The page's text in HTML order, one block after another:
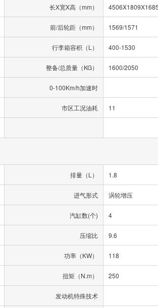
长X宽X高（mm）
前/后轮距（mm） 1569/1571
行李箱容积（L） 400-1530
整备/总质量（KG） 1600/2050
0-100Km/h加速时
市区工况油耗 11
排量（L） 1.8
进气形式 涡轮增压
汽缸数(个) 4
压缩比 9.6
功率（KW） 118
扭矩（N.m） 250
发动机特殊技术